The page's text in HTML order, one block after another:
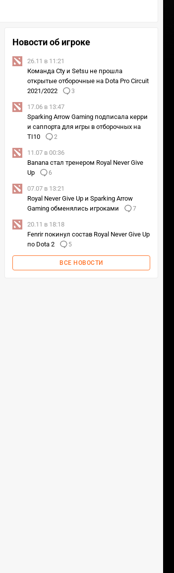
Новости об игроке
26.11 в 11:21
Команда Cty и Setsu не прошла
открытые отборочные на Dota Pro Circuit
2021/2022
3
17.06 в 13:47
Sparking Arrow Gaming подписала керри
и саппорта для игры в отборочных на
TI10
2
11.07 в 00:36
Banana стал тренером Royal Never Give
Up
6
07.07 в 13:21
Royal Never Give Up и Sparking Arrow
Gaming обменялись игроками
7
20.11 в 18:18
Fenrir покинул состав Royal Never Give Up
по Dota 2
5
ВСЕ НОВОСТИ